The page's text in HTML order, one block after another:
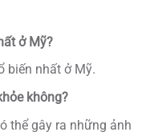
ở Mỹ?
biến nhất ở Mỹ.
không?
thể gây ra những ảnh